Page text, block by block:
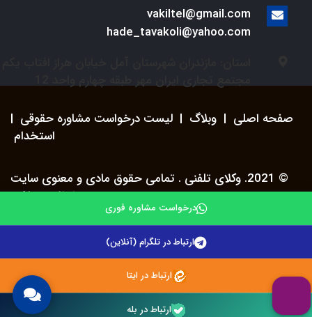
vakiltel@gmail.com
hade_tavakoli@yahoo.com
صفحه اصلی | وبلاگ | لیست درخواست مشاوره حقوقی |
استخدام
© 2021. وکلای تلفنی . تمامی حقوق مادی و معنوی سایت
محفوظ می باشد.
درخواست مشاوره فوری
ارتباط در تلگرام (آنلاین)
ارتباط در ایتا
ارتباط در بله